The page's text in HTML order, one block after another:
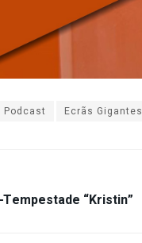
Podcast Ecrãs Gigantes
“Kristin”